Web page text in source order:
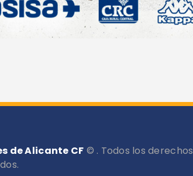
de Alicante CF © . Todos los derechos